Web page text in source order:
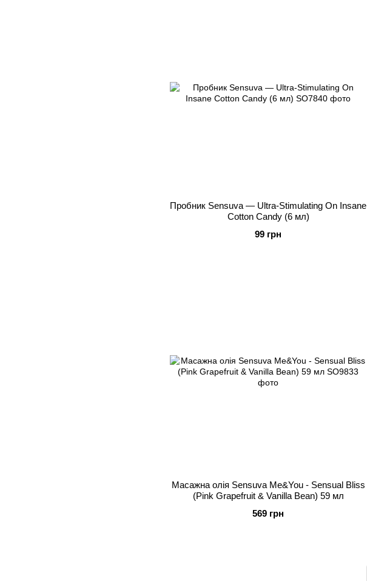
Пробник Sensuva — Ultra-Stimulating On Insane
Cotton Candy (6 мл)
99 грн
Масажна олія Sensuva Me&You - Sensual Bliss
(Pink Grapefruit & Vanilla Bean) 59 мл
569 грн